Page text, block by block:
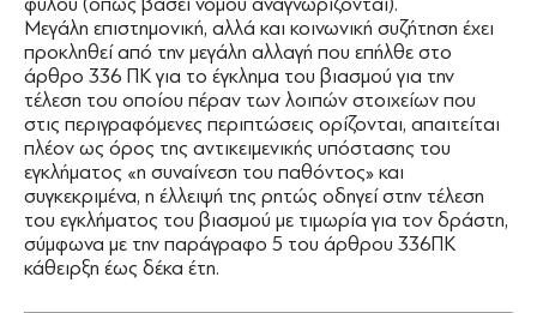
Μεγάλη επιστημονική, αλλά και κοινωνική συζήτηση έχει
προκληθεί από την μεγάλη αλλαγή που επήλθε στο
άρθρο 336 ΠΚ για το έγκλημα του βιασμού για την
τέλεση του οποίου πέραν των λοιπών στοιχείων που
στις περιγραφόμενες περιπτώσεις ορίζονται, απαιτείται
πλέον ως όρος της αντικειμενικής υπόστασης του
εγκλήματος «η συναίνεση του παθόντος» και
συγκεκριμένα, η έλλειψή της ρητώς οδηγεί στην τέλεση
του εγκλήματος του βιασμού με τιμωρία για τον δράστη,
σύμφωνα με την παράγραφο 5 του άρθρου 336ΠΚ
κάθειρξη έως δέκα έτη.